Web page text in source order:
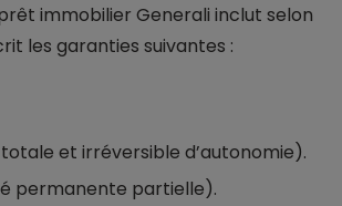
immobilier Generali inclut selon
les garanties suivantes :
et irréversible d’autonomie).
permanente partielle).